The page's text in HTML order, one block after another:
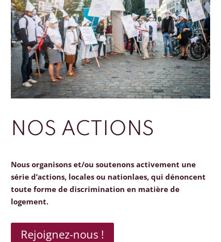
NOS ACTIONS
Nous organisons et/ou soutenons activement une
série d’actions, locales ou nationlaes, qui dénoncent
toute forme de discrimination en matière de
logement.
Rejoignez-nous !